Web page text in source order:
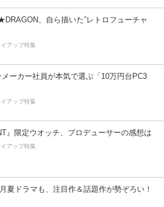
、自ら描いた”レトロフューチャ
アップ特集
ーカー社員が本気で選ぶ「10万円台PC3
アップ特集
』限定ウオッチ、プロデューサーの感想は
アップ特集
夏ドラマも、注目作＆話題作が勢ぞろい！